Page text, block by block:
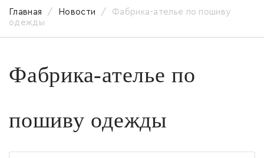
Главная / Новости /
Фабрика-ателье по пошиву
одежды
Фабрика-ателье по
пошиву одежды